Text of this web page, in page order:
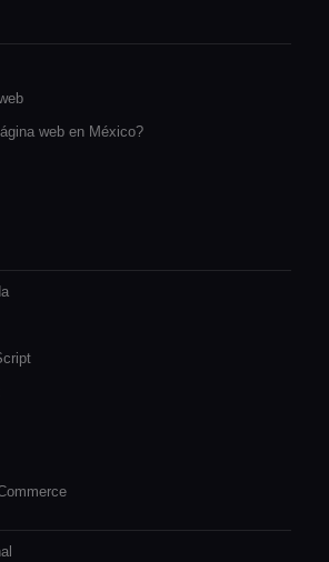
web en México?